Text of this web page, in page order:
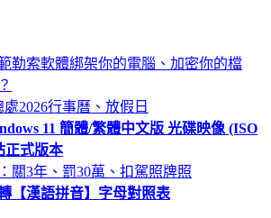
勒索軟體綁架你的電腦、加密你的檔
2026行事曆、放假日
11 簡體/繁體中文版 光碟映像 (ISO
正式版本
關3年、罰30萬、扣駕照牌照
【漢語拼音】字母對照表